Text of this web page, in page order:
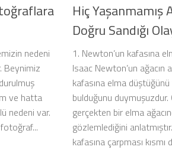
nedeni
Beynimiz
ve hatta
nedeni var.
Hiç Yaşanmamış
Doğru Sandığı
1. Newton’un kafasına
Isaac Newton’un ağacın
kafasına elma
bulduğunu
gerçekten bir elma
gözlemlediğini
kafasına çarpması kısmı